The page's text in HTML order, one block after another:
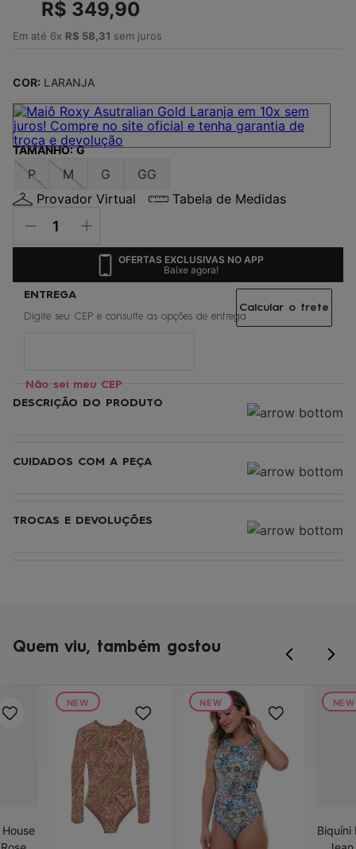
R$ 349,90
Em até 6x R$ 58 31 sem juros
COR: LARANJA
TAMANHO: G
P M G
GG
Provador Virtual
Tabela de Medidas
OFERTAS EXCLUSIVAS NO APP
Baixe agora!
Não sei meu CEP
Calcular o frete
DESCRIÇÃO DO PRODUTO
CUIDADOS COM A PEÇA
TROCAS E DEVOLUÇÕES
Quem viu, também gostou
NEW NEW NEW
Biquíni
jaqueta
5 º
maio
7º
gorro
8º
vestido
9º
oculos
10
regata